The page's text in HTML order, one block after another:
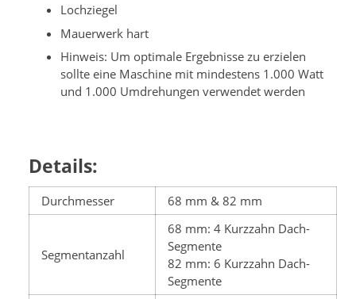
Lochziegel
Mauerwerk hart
Hinweis: Um optimale Ergebnisse zu erzielen
sollte eine Maschine mit mindestens 1.000 Watt
und 1.000 Umdrehungen verwendet werden
Details:
Durchmesser 68 mm & 82 mm
Segmentanzahl
68 mm: 4 Kurzzahn Dach-
Segmente
82 mm: 6 Kurzzahn Dach-
Segmente